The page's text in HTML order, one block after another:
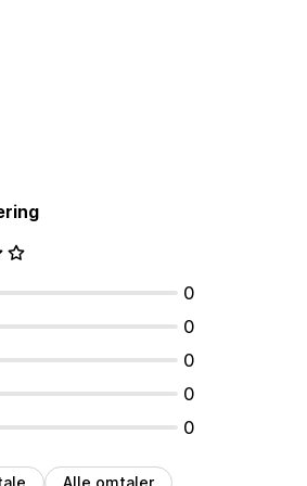
0
0
0
0
0
Alle omtaler